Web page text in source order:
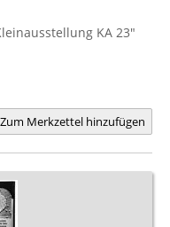
KA 23"
Zum Merkzettel hinzufügen